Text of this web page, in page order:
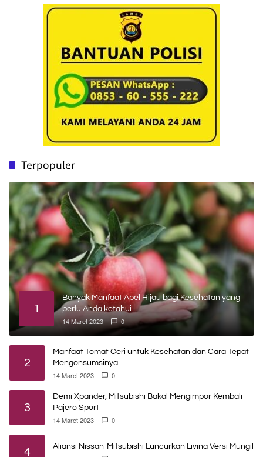
Terpopuler
1
Banyak Manfaat Apel Hijau bagi Kesehatan yang
perlu Anda ketahui
14 Maret 2023 0
2
Manfaat Tomat Ceri untuk Kesehatan dan Cara Tepat
Mengonsumsinya
14 Maret 2023 0
3
Demi Xpander, Mitsubishi Bakal Mengimpor Kembali
Pajero Sport
14 Maret 2023 0
4 Aliansi Nissan-Mitsubishi Luncurkan Livina Versi Mungil